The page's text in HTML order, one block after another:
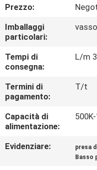
CONTATTICI
VR
SHOW
MAPPA
DEL
Prezzo:
Imballaggi
particolari:
Tempi di
consegna:
L/m
Termini di
pagamento:
T/t
Capacità di
alimentazione:
Evidenziare: presa
Basso